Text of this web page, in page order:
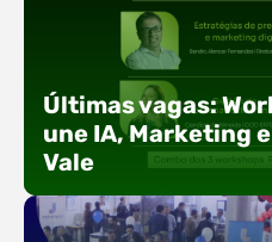
Últimas vagas:
une IA, Marketing
Vale